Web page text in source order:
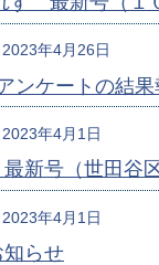
2023年4月26日
ンケートの結
2023年4月1日
新号（世田谷
2023年4月1日
らせ